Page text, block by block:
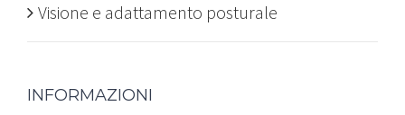
Visione e adattamento posturale
INFORMAZIONI